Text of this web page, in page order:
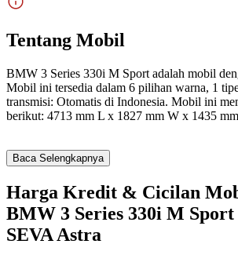
Tentang Mobil
BMW 3 Series 330i M Sport adalah mobil
Mobil ini tersedia dalam 6 pilihan warna, 1
transmisi: Otomatis di Indonesia. Mobil ini
berikut: 4713 mm L x 1827 mm W x 1435
Baca Selengkapnya
Harga Kredit & Cicilan
BMW 3 Series 330i M
SEVA Astra